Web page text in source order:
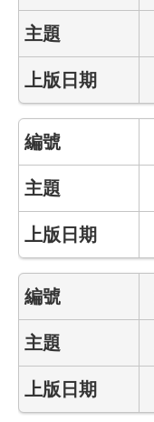
訊
網
路
務
線
上
詢
關
連
結
請
案